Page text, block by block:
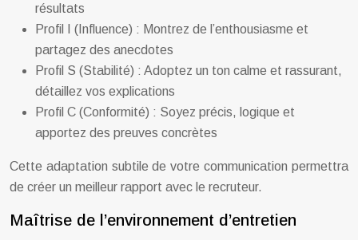
résultats
Profil I (Influence) : Montrez de l’enthousiasme et
partagez des anecdotes
Profil S (Stabilité) : Adoptez un ton calme et rassurant,
détaillez vos explications
Profil C (Conformité) : Soyez précis, logique et
apportez des preuves concrètes
Cette adaptation subtile de votre communication permettra
de créer un meilleur rapport avec le recruteur.
Maîtrise de l’environnement d’entretien